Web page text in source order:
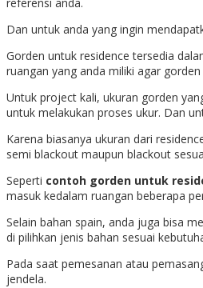
Dan untuk anda yang ingin
Gorden untuk residence tersedia
ruangan yang anda miliki agar
Untuk project kali, ukuran gorden
untuk melakukan proses ukur. Dan
Karena biasanya ukuran dari
semi blackout maupun blackout
Seperti contoh gorden untuk
masuk kedalam ruangan beberapa
Selain bahan spain, anda juga bisa
di pilihkan jenis bahan sesuai
Pada saat pemesanan atau
jendela.